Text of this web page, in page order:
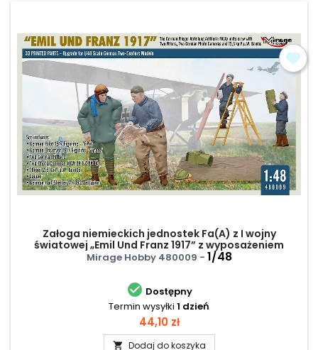
Załoga niemieckich jednostek Fa(A) z I wojny
światowej „Emil Und Franz 1917” z wyposażeniem
Mirage Hobby 480009 - 1/48
 Dostępny
Termin wysyłki 1 dzień
Cena
44,10 zł
 Dodaj do koszyka